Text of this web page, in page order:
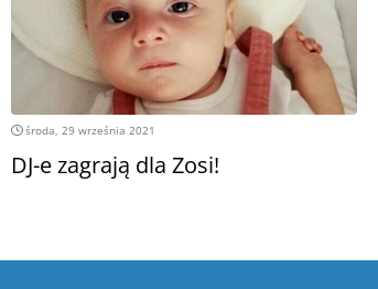
środa, 29 września 2021
DJ-e zagrają dla Zosi!